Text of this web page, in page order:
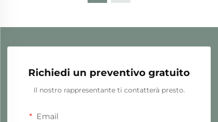
Richiedi un preventivo gratuito
Il nostro rappresentante ti contatterà presto.
Email